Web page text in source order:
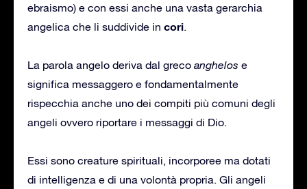
ebraismo) e con essi anche una vasta gerarchia
angelica che li suddivide in cori.
La parola angelo deriva dal greco anghelos e
significa messaggero e fondamentalmente
rispecchia anche uno dei compiti più comuni degli
angeli ovvero riportare i messaggi di Dio.
Essi sono creature spirituali, incorporee ma dotati
di intelligenza e di una volontà propria. Gli angeli